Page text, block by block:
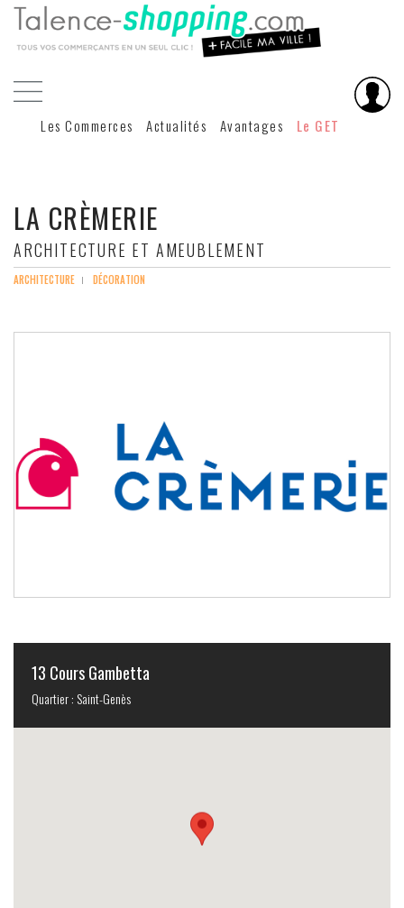
Les Commerces Actualités Avantages Le GET
LA CRÈMERIE
ARCHITECTURE ET AMEUBLEMENT
ARCHITECTURE DÉCORATION
13 Cours Gambetta
Quartier : Saint-Genès